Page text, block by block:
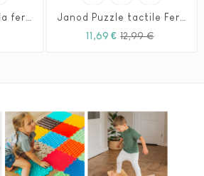
11,69 € 12,99 €